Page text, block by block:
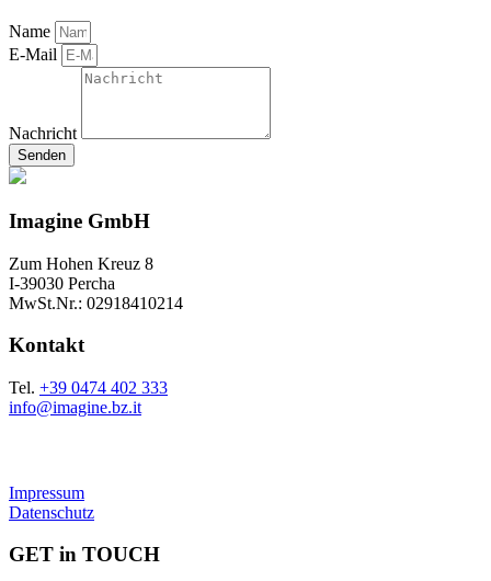
Name
E-Mail
Nachricht
Senden
Imagine GmbH
Zum Hohen Kreuz 8
I-39030 Percha
MwSt.Nr.: 02918410214
Kontakt
Tel. +39 0474 402 333
info@imagine.bz.it
Impressum
Datenschutz
GET in TOUCH